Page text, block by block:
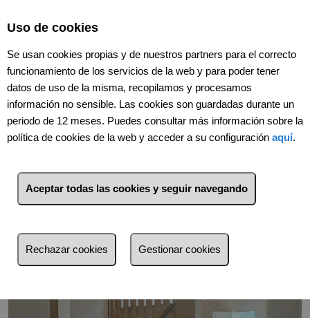
Uso de cookies
Se usan cookies propias y de nuestros partners para el correcto
funcionamiento de los servicios de la web y para poder tener
datos de uso de la misma, recopilamos y procesamos
información no sensible. Las cookies son guardadas durante un
periodo de 12 meses. Puedes consultar más información sobre la
política de cookies de la web y acceder a su configuración aquí.
Aceptar todas las cookies y seguir navegando
Rechazar cookies Gestionar cookies